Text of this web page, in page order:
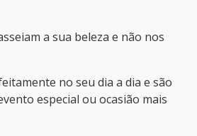
a sua beleza e não nos
no seu dia a dia e são
especial ou ocasião mais